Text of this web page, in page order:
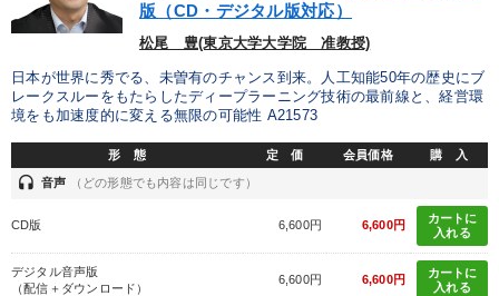
版（CD・デジタル版対応）
松尾 豊(東京大学大学院 准教授)
日本が世界に秀でる、未曽有のチャンス到来。人工知能50年の歴史にブ
レークスルーをもたらしたディープラーニング技術の最前線と、経営環
境をも加速度的に変える無限の可能性 A21573
形 態 定 価 会員価格 購 入
headset 音声 （どの形態でも内容は同じです）
CD版 6,600円 6,600円
カートに
入れる
デジタル音声版
（配信＋ダウンロード）
6,600円 6,600円
カートに
入れる